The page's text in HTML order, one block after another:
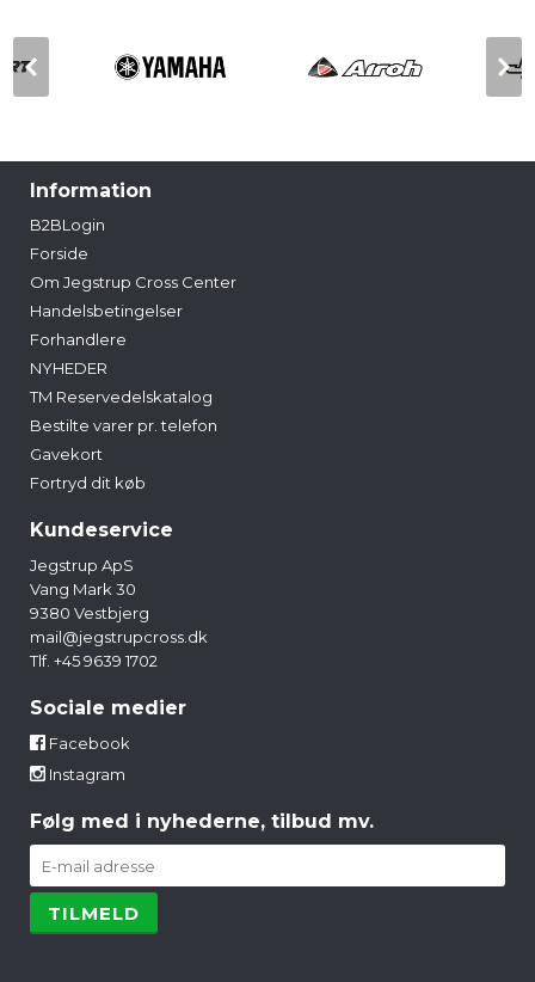
Information
B2BLogin
Forside
Om Jegstrup Cross Center
Handelsbetingelser
Forhandlere
NYHEDER
TM Reservedelskatalog
Bestilte varer pr. telefon
Gavekort
Fortryd dit køb
Kundeservice
Jegstrup ApS
Vang Mark 30
9380 Vestbjerg
mail@jegstrupcross.dk
Tlf. +45 9639 1702
Sociale medier
Facebook
Instagram
Følg med i nyhederne, tilbud mv.